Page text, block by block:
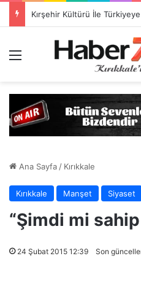
Ana Sayfa/ Kırıkkale
Kırıkkale Manşet Siyaset
“Şimdi mi sahip
24 Şubat 2015 12:39 Son